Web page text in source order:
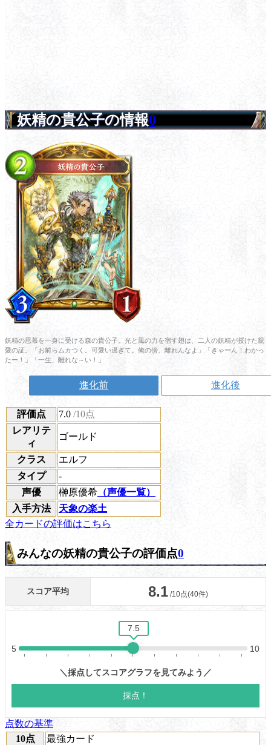
妖精の貴公子の情報0
妖精の思慕を一身に受ける森の貴公子。光と風の力を宿す翅は、二人の妖精が授けた親
愛の証。「お前らムカつく。可愛い過ぎて。俺の傍、離れんなよ」「きゃーん！わかっ
たー！」「一生、離れな～い！」
進化前 進化後
評価点 7.0 /10点
レアリテ
ィ
ゴールド
クラス
エルフ
タイプ
-
声優
榊原優希 （声優一覧）
入手方法
天象の楽土
全カードの評価はこちら
みんなの妖精の貴公子の評価点0
点数の基準
10点
最強カード